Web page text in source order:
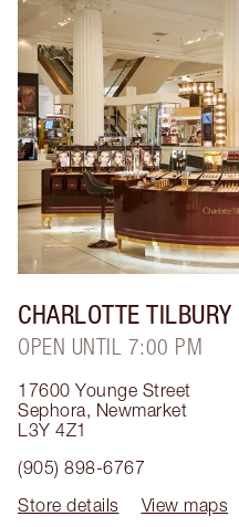
CHARLOTTE TILBURY
OPEN UNTIL 7:00 PM
17600 Younge Street
Sephora, Newmarket
L3Y 4Z1
(905) 898-6767
Store details
View maps